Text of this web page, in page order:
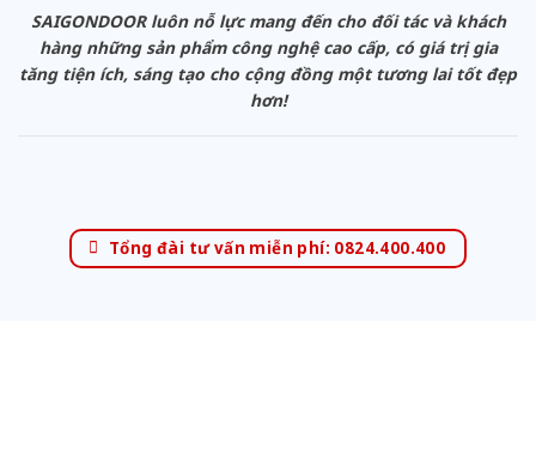
SAIGONDOOR luôn nỗ lực mang đến cho đối tác và khách
hàng những sản phẩm công nghệ cao cấp, có giá trị gia
tăng tiện ích, sáng tạo cho cộng đồng một tương lai tốt đẹp
hơn!
Tổng đài tư vấn miễn phí: 0824.400.400